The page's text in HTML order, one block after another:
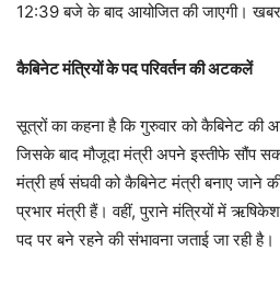
12:39 बजे के बाद आयोजित की जाएगी। खबर
कैबिनेट मंत्रियों के पद परिवर्तन की अटकलें
सूत्रों का कहना है कि गुरुवार को कैबिनेट की
जिसके बाद मौजूदा मंत्री अपने इस्तीफे सौंप
मंत्री हर्ष संघवी को कैबिनेट मंत्री बनाए
प्रभार मंत्री हैं। वहीं, पुराने मंत्रियों में
पद पर बने रहने की संभावना जताई जा रही है।